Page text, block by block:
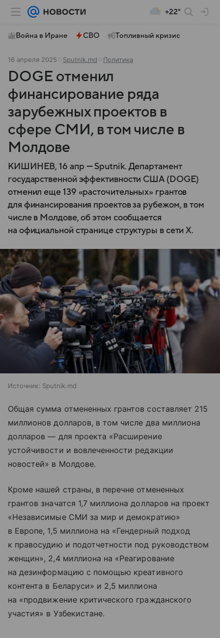
+22°
Война в Иране СВО Топливный кризис
16 апреля 2025 Sputnik.md Политика
DOGE отменил
финансирование ряда
зарубежных проектов в
сфере СМИ, в том числе в
Молдове
КИШИНЕВ, 16 апр — Sputnik. Департамент
государственной эффективности США (DOGE)
отменил еще 139 «расточительных» грантов
для финансирования проектов за рубежом, в том
числе в Молдове, об этом сообщается
на официальной странице структуры в сети X.
Источник: Sputnik.md
Общая сумма отмененных грантов составляет 215
миллионов долларов, в том числе два миллиона
долларов — для проекта «Расширение
устойчивости и вовлеченности редакции
новостей» в Молдове.
Кроме нашей страны, в перечне отмененных
грантов значатся 1,7 миллиона долларов на проект
«Независимые СМИ за мир и демократию»
в Европе, 1,5 миллиона на «Гендерный подход
к правосудию и подотчетности под руководством
женщин», 2,4 миллиона на «Реагирование
на дезинформацию с помощью креативного
контента в Беларуси» и 2,5 миллиона
на «продвижение критического гражданского
участия» в Узбекистане.